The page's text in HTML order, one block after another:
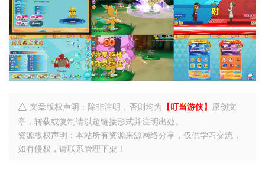
文章版权声明：除非注明，否则均为 【叮当游侠】
原创文
章，转载或复制请以超链接形式并注明出处。
资源版权声明：本站所有资源来源网络分享，仅供学习交流，
如有侵权，请联系管理下架！